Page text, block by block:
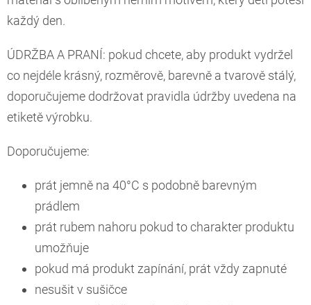
každý den.
ÚDRŽBA A PRANÍ: pokud chcete, aby produkt vydržel
co nejdéle krásný, rozměrově, barevně a tvarově stálý,
doporučujeme dodržovat pravidla údržby uvedena na
etiketě výrobku.
Doporučujeme:
prát jemně na 40°C s podobně barevným
prádlem
prát rubem nahoru pokud to charakter produktu
umožňuje
pokud má produkt zapínání, prát vždy zapnuté
nesušit v sušičce